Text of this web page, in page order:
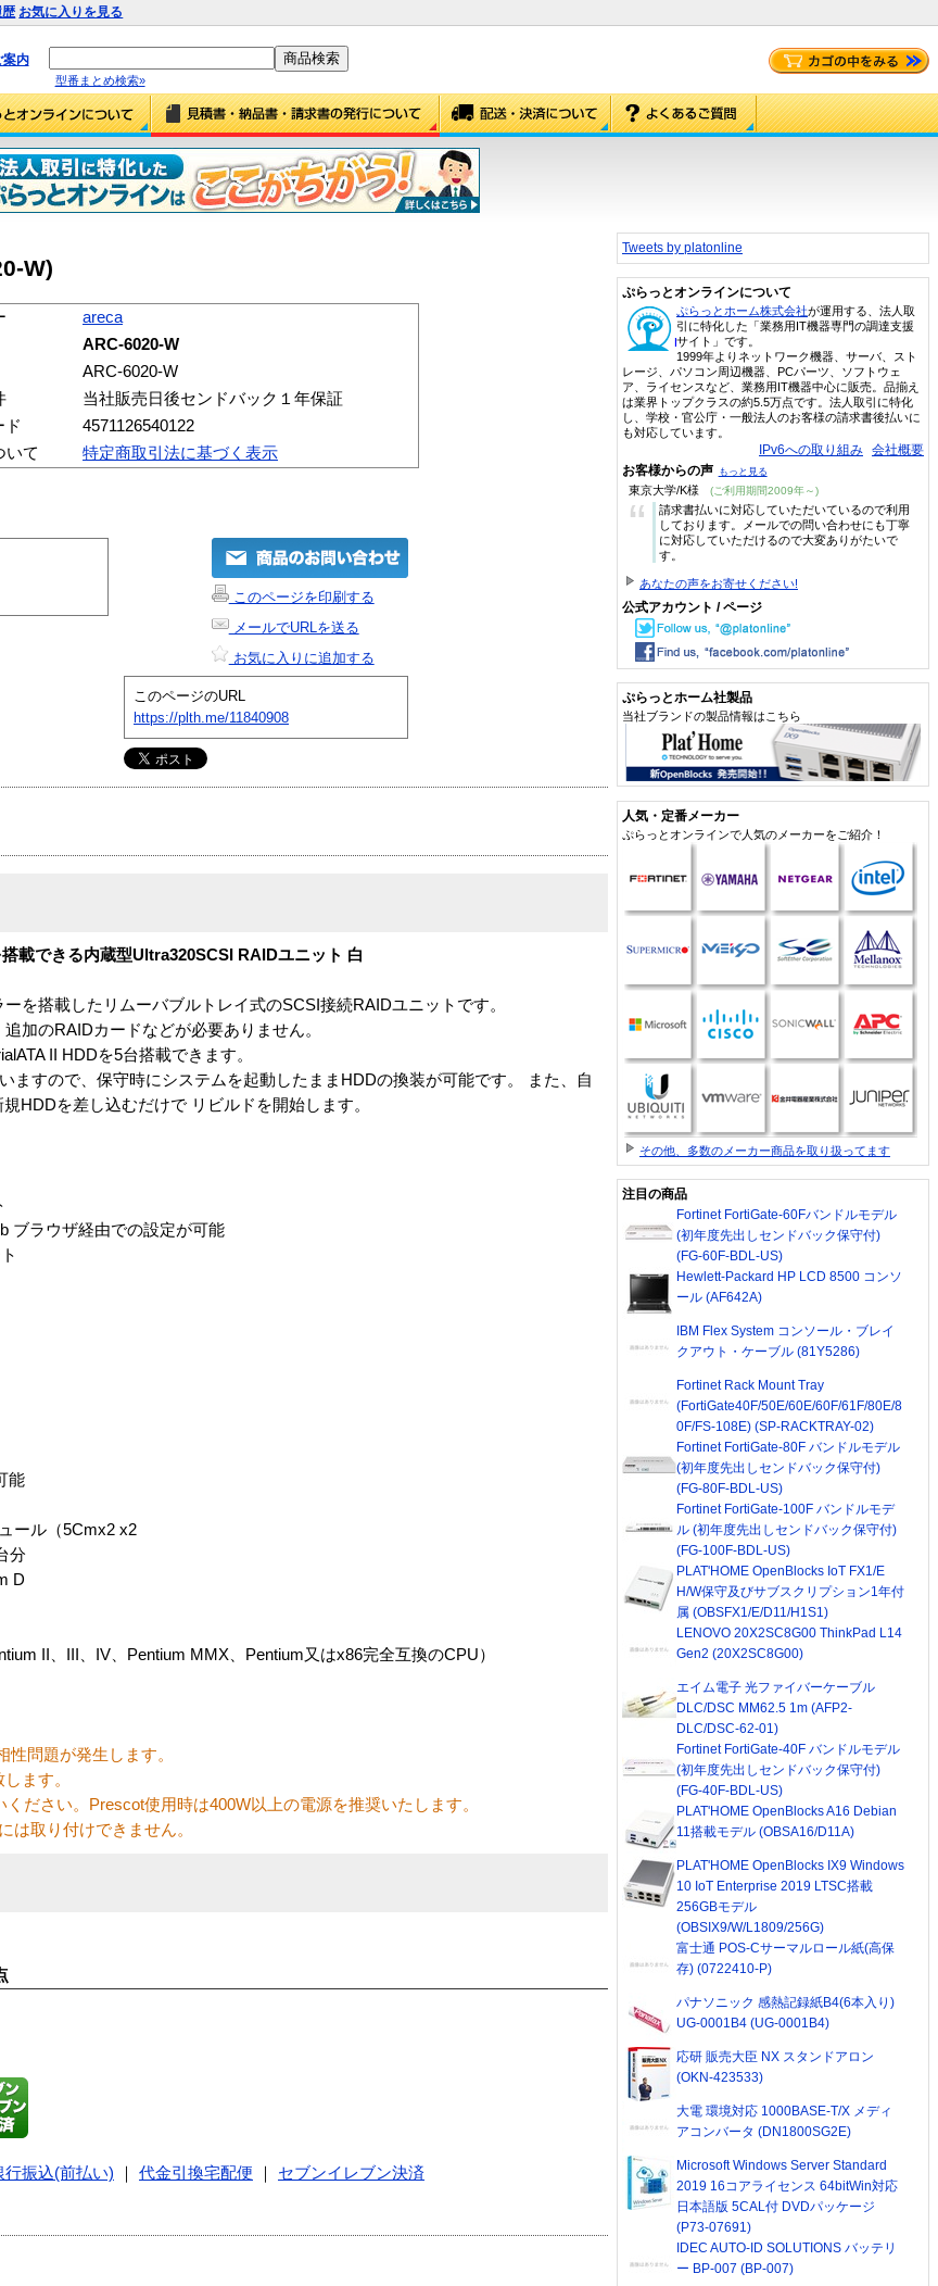
お気に入りを見る
案内
型番まとめ検索»
W)
areca
ARC-6020-W
ARC-6020-W
当社販売日後センドバック１年保証
ド
4571126540122
いて
特定商取引法に基づく表示
このページを印刷する
メールでURLを送る
お気に入りに追加する
このページのURL
https://plth.me/11840908
載できる内蔵型Ultra320SCSI RAIDユニット 白
を搭載したリムーバブルトレイ式のSCSI接続RAIDユニットです。
加のRAIDカードなどが必要ありません。
II HDDを5台搭載できます。
ますので、保守時にシステムを起動したままHDDの換装が可能です。 また、自
HDDを差し込むだけで リビルドを開始します。
ブラウザ経由での設定が可能
能
ール（5Cmx2 x2
分
D
II、III、IV、Pentium MMX、Pentium又はx86完全互換のCPU）
性問題が発生します。
ます。
ださい。Prescot使用時は400W以上の電源を推奨いたします。
は取り付けできません。
行振込(前払い) 代金引換宅配便
セブンイレブン決済
Tweets by platonline
ぷらっとオンラインについて
ぷらっとホーム株式会社が運用する、法人取
引に特化した「業務用IT機器専門の調達支援
サイト」です。
1999年よりネットワーク機器、サーバ、スト
レージ、パソコン周辺機器、PCパーツ、ソフトウェ
ア、ライセンスなど、業務用IT機器中心に販売。品揃え
は業界トップクラスの約5.5万点です。法人取引に特化
し、学校・官公庁・一般法人のお客様の請求書後払いに
も対応しています。
IPv6への取り組み 会社概要
お客様からの声 もっと見る
東京大学/K様 (ご利用期間2009年～)
“
請求書払いに対応していただいているので利用
しております。メールでの問い合わせにも丁寧
に対応していただけるので大変ありがたいで
す。
あなたの声をお寄せください!
公式アカウント / ページ
ぷらっとホーム社製品
当社ブランドの製品情報はこちら
人気・定番メーカー
ぷらっとオンラインで人気のメーカーをご紹介！
その他、多数のメーカー商品を取り扱ってます
注目の商品
Fortinet FortiGate-60Fバンドルモデル
(初年度先出しセンドバック保守付)
(FG-60F-BDL-US)
Hewlett-Packard HP LCD 8500 コンソ
ール (AF642A)
IBM Flex System コンソール・ブレイ
クアウト・ケーブル (81Y5286)
Fortinet Rack Mount Tray
(FortiGate40F/50E/60E/60F/61F/80E/8
0F/FS-108E) (SP-RACKTRAY-02)
Fortinet FortiGate-80F バンドルモデル
(初年度先出しセンドバック保守付)
(FG-80F-BDL-US)
Fortinet FortiGate-100F バンドルモデ
ル (初年度先出しセンドバック保守付)
(FG-100F-BDL-US)
PLAT'HOME OpenBlocks IoT FX1/E
H/W保守及びサブスクリプション1年付
属 (OBSFX1/E/D11/H1S1)
LENOVO 20X2SC8G00 ThinkPad L14
Gen2 (20X2SC8G00)
エイム電子 光ファイバーケーブル
DLC/DSC MM62.5 1m (AFP2-
DLC/DSC-62-01)
Fortinet FortiGate-40F バンドルモデル
(初年度先出しセンドバック保守付)
(FG-40F-BDL-US)
PLAT'HOME OpenBlocks A16 Debian
11搭載モデル (OBSA16/D11A)
PLAT'HOME OpenBlocks IX9 Windows
10 IoT Enterprise 2019 LTSC搭載
256GBモデル
(OBSIX9/W/L1809/256G)
富士通 POS-Cサーマルロール紙(高保
存) (0722410-P)
パナソニック 感熱記録紙B4(6本入り)
UG-0001B4 (UG-0001B4)
応研 販売大臣 NX スタンドアロン
(OKN-423533)
大電 環境対応 1000BASE-T/X メディ
アコンバータ (DN1800SG2E)
Microsoft Windows Server Standard
2019 16コアライセンス 64bitWin対応
日本語版 5CAL付 DVDパッケージ
(P73-07691)
IDEC AUTO-ID SOLUTIONS バッテリ
ー BP-007 (BP-007)